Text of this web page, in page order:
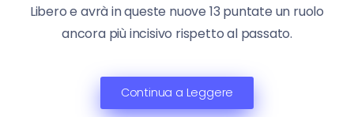
Libero e avrà in queste nuove 13 puntate un ruolo
ancora più incisivo rispetto al passato.
Continua a Leggere